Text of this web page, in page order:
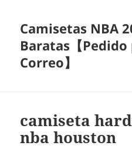
Camisetas NBA
Baratas【
Correo】
camiseta
nba houston